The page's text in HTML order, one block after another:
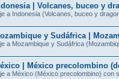
| Volcanes, buceo y
a Indonesia (Volcanes, buceo y
y Sudáfrica |
a Mozambique y Sudáfrica
| México precolombino
a México (México precolombino) con